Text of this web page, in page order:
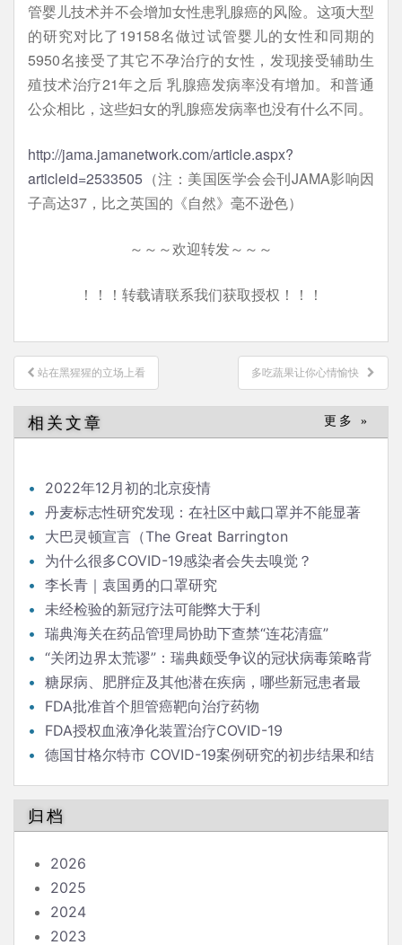
管婴儿技术并不会增加女性患乳腺癌的风险。这项大型
的研究对比了19158名做过试管婴儿的女性和同期的
5950名接受了其它不孕治疗的女性，发现接受辅助生
殖技术治疗21年之后 乳腺癌发病率没有增加。和普通
公众相比，这些妇女的乳腺癌发病率也没有什么不同。
http://jama.jamanetwork.com/article.aspx?
articleid=2533505 （注：美国医学会会刊JAMA影响因
子高达37，比之英国的《自然》毫不逊色）
～～～欢迎转发～～～
！！！转载请联系我们获取授权！！！
文
章
导
航
站在黑猩猩的立场上看 多吃蔬果让你心情愉快
相关文章 更多 »
2022年12月初的北京疫情
丹麦标志性研究发现：在社区中戴口罩并不能显著
降低（新冠）感染率
大巴灵顿宣言（The Great Barrington
Declaration）
为什么很多COVID-19感染者会失去嗅觉？
李长青｜袁国勇的口罩研究
未经检验的新冠疗法可能弊大于利
瑞典海关在药品管理局协助下查禁“连花清瘟”
“关闭边界太荒谬”：瑞典颇受争议的冠状病毒策略背
后的流行病学家
糖尿病、肥胖症及其他潜在疾病，哪些新冠患者最
危险？
FDA批准首个胆管癌靶向治疗药物
FDA授权血液净化装置治疗COVID-19
德国甘格尔特市 COVID-19案例研究的初步结果和结
归档
2026
2025
2024
2023